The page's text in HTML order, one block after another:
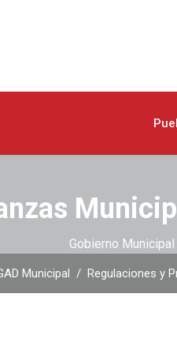
Gobierno
Municipal Regulaciones y